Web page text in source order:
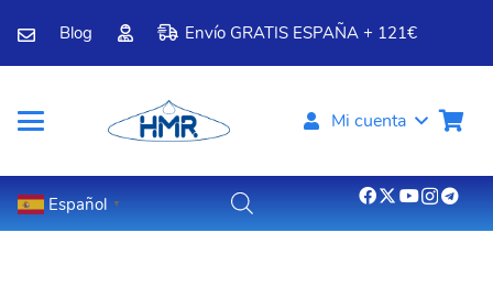
Blog Envío GRATIS ESPAÑA + 121€
Mi cuenta
Español ▼